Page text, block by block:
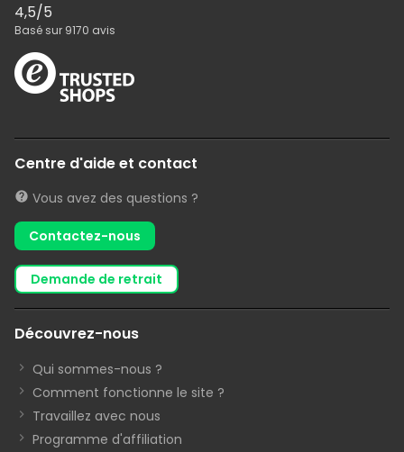
4,5/5
Basé sur 9170 avis
Centre d'aide et contact
Vous avez des questions ?
Contactez-nous
demande de retrait
Découvrez-nous
Qui sommes-nous ?
Comment fonctionne le site ?
Travaillez avec nous
Programme d'affiliation